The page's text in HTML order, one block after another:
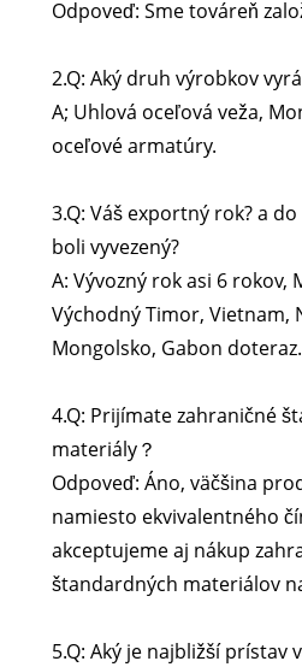
Odpoveď: Sme továreň
2.Q: Aký druh výrobkov
A; Uhlová oceľová veža,
oceľové armatúry.
3.Q: Váš exportný rok? a
boli vyvezený?
A: Vývozný rok asi 6 rokov,
Východný Timor, Vietnam,
Mongolsko, Gabon doteraz.
4.Q: Prijímate zahraničné
materiály？
Odpoveď: Áno, väčšina
namiesto ekvivalentného
akceptujeme aj nákup
štandardných materiálov
5.Q: Aký je najbližší prístav